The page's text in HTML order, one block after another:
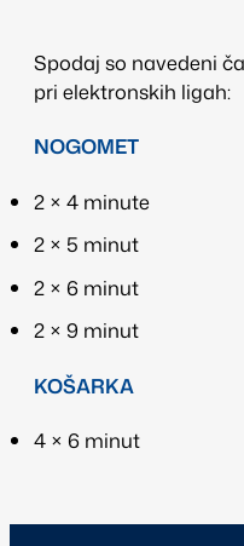
Spodaj so navedeni
pri elektronskih ligah:
NOGOMET
2 × 4 minute
2 × 5 minut
2 × 6 minut
2 × 9 minut
KOŠARKA
4 × 6 minut